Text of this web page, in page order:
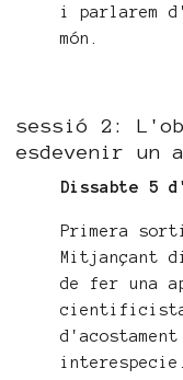
i parlarem
món.
sessió 2:
esdevenir un
Dissabte 5
Primera
Mitjançant
de fer una
interespecie.